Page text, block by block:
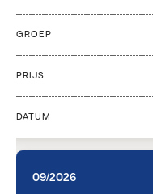
GROEP
PRIJS
DATUM
09/2026